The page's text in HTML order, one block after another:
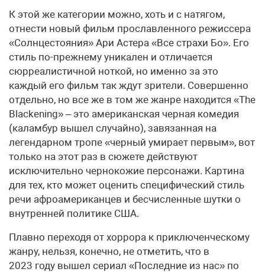
К этой же категории можно, хоть и с натягом,
отнести новый фильм прославленного режиссера
«Солнцестояния» Ари Астера «Все страхи Бо». Его
стиль по-прежнему уникален и отличается
сюрреалистичной ноткой, но именно за это
каждый его фильм так ждут зрители. Совершенно
отдельно, но все же в том же жанре находится «The
Blackening» – это американская черная комедия
(каламбур вышел случайно), завязанная на
легендарном тропе «черный умирает первым», вот
только на этот раз в сюжете действуют
исключительно чернокожие персонажи. Картина
для тех, кто может оценить специфический стиль
речи афроамериканцев и бесчисленные шутки о
внутренней политике США.
Плавно переходя от хоррора к приключенческому
жанру, нельзя, конечно, не отметить, что в
2023 году вышел сериал «Последние из нас» по